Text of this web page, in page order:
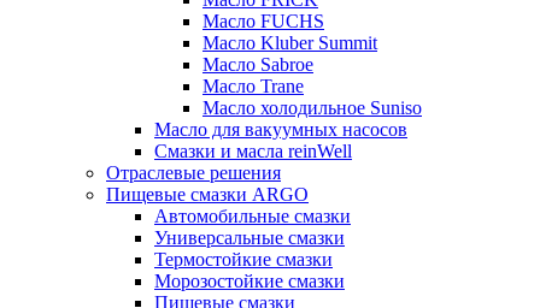
Масло FUCHS
Масло Kluber Summit
Масло Sabroe
Масло Trane
Масло холодильное Suniso
Масло для вакуумных насосов
Смазки и масла reinWell
Отраслевые решения
Пищевые смазки ARGO
Автомобильные смазки
Универсальные смазки
Термостойкие смазки
Морозостойкие смазки
Пищевые смазки